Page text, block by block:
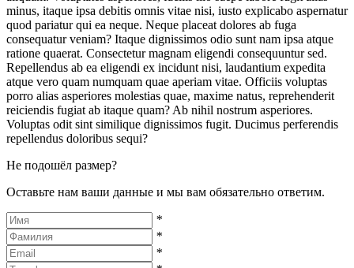
minus, itaque ipsa debitis omnis vitae nisi, iusto explicabo aspernatur
quod pariatur qui ea neque. Neque placeat dolores ab fuga
consequatur veniam? Itaque dignissimos odio sunt nam ipsa atque
ratione quaerat. Consectetur magnam eligendi consequuntur sed.
Repellendus ab ea eligendi ex incidunt nisi, laudantium expedita
atque vero quam numquam quae aperiam vitae. Officiis voluptas
porro alias asperiores molestias quae, maxime natus, reprehenderit
reiciendis fugiat ab itaque quam? Ab nihil nostrum asperiores.
Voluptas odit sint similique dignissimos fugit. Ducimus perferendis
repellendus doloribus sequi?
Не подошёл размер?
Оставьте нам ваши данные и мы вам обязательно ответим.
*
*
*